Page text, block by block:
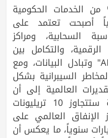
أن أكثر من 90% من الخدمات الحكومية
أصبحت تعتمد على
السحابية، ومراكز
والتكامل بين
الأنظمة عبر واجهات "APIs" وتبادل البيانات، ومع
السيبرانية بشكل
العالمية إلى أن
تكلفة الجرائم الإلكترونية ستتجاوز 10 تريليونات
الإنفاق العالمي على
سنوياً، ما يعكس أن